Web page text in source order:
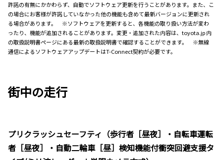
許諾の有無にかかわらず、自動でソフトウェア更新を行うことがあります。また、こ
の場合にお客様が許諾していなかった他の機能も含めて最新バージョンに更新され
る場合があります。 ※ソフトウェアを更新すると、各機能の取り扱い方法が変わ
ったり、機能が追加されることがあります。変更・追加された内容は、toyota.jp 内
の取扱説明書ページにある最新の取扱説明書で確認することができます。 ※無線
通信によるソフトウェアアップデートはT-Connect契約が必要です。
街中の走行
プリクラッシュセーフティ（歩行者［昼夜］・自転車運転
者［昼夜］・自動二輪車［昼］検知機能付衝突回避支援タ